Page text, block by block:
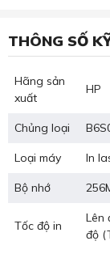
THÔNG SỐ
Hãng sản
xuất
HP
Chủng loại
Loại máy In
Bộ nhớ
Tốc độ in
Lên
độ